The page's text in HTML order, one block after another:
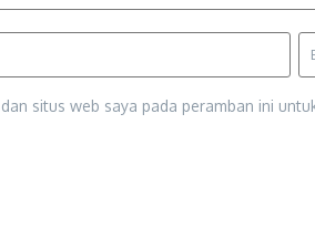
situs web saya pada peramban ini